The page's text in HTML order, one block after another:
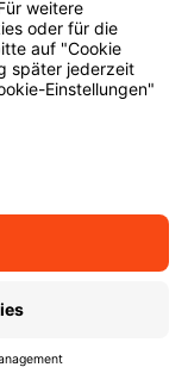
eine
Sie sich
der
Partner,
steht.
Lösung für